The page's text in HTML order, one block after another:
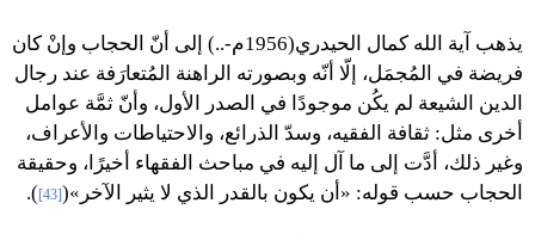
يذهب آية الله كمال الحيدري(1956م-..) إلى أنّ الحجاب وإنْ كان
فريضة في المُجمَل، إلّا أنّه وبصورته الراهنة المُتعارَفة عند رجال
الدين الشيعة لم يكُن موجودًا في الصدر الأول، وأنّ ثمَّة عوامل
أخرى مثل: ثقافة الفقيه، وسدّ الذرائع، والاحتياطات والأعراف،
وغير ذلك، أدَّت إلى ما آل إليه في مباحث الفقهاء أخيرًا، وحقيقة
الحجاب حسب قوله: «أن يكون بالقدر الذي لا يثير الآخر»([43]
).